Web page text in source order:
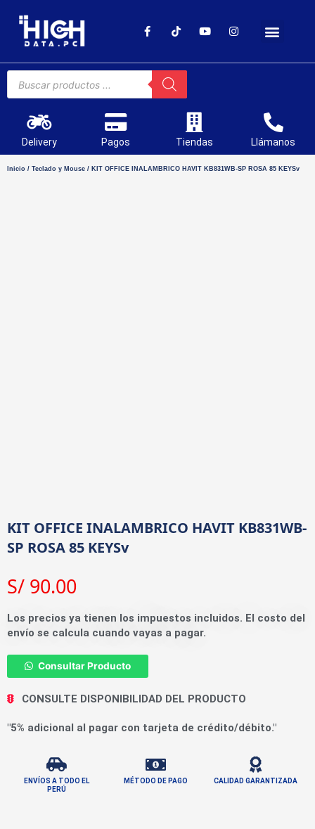
Delivery Pagos Tiendas Llámanos
Inicio / Teclado y Mouse / KIT OFFICE INALAMBRICO HAVIT KB831WB-SP ROSA 85 KEYSv
KIT OFFICE INALAMBRICO HAVIT KB831WB-
SP ROSA 85 KEYSv
S/ 90.00
Los precios ya tienen los impuestos incluidos. El costo del
envío se calcula cuando vayas a pagar.
Consultar Producto
CONSULTE DISPONIBILIDAD DEL PRODUCTO
"5% adicional al pagar con tarjeta de crédito/débito."
ENVÍOS A TODO EL
PERÚ
MÉTODO DE PAGO CALIDAD GARANTIZADA